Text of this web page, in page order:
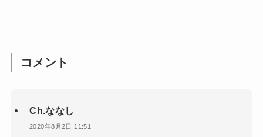
コメント
Ch.ななし
2020年8月2日 11:51